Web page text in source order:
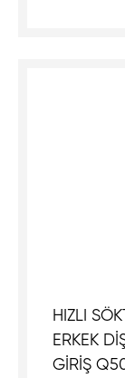
HIZLI
ERKEK
GİRİŞ